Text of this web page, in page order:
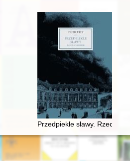
2011 roku
and its resonance
Przedpiekle sławy. Rzecz o